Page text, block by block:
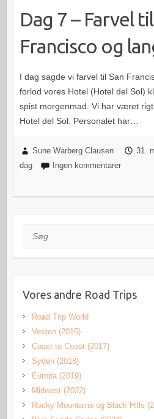
Dag 7 – Farvel
Francisco og
I dag sagde vi farvel til San
forlod vores Hotel (Hotel del Sol)
spist morgenmad. Vi har været
Hotel del Sol. Personalet har…
Sune Warberg Clausen 31.
dag
Ingen kommentarer
Søg
Vores andre Road Trips
Road Trip World
Vesten (2015)
Coast to Coast (2017)
Syden (2018)
Europa (2019)
Midwest (2022)
Rocky Mountains og Black Hills